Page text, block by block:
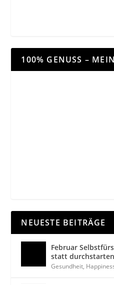
100% GENUSS –
NEUESTE BEITRÄGE
Februar
statt durchstarten
Gesundheit,